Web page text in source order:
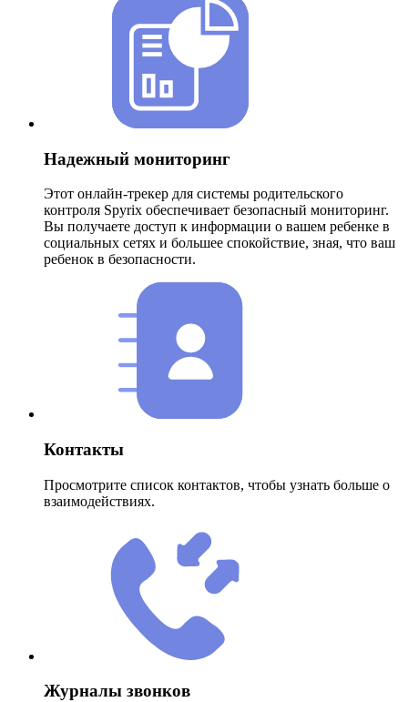
Надежный мониторинг
Этот онлайн-трекер для системы родительского
контроля Spyrix обеспечивает безопасный мониторинг.
Вы получаете доступ к информации о вашем ребенке в
социальных сетях и большее спокойствие, зная, что ваш
ребенок в безопасности.
Контакты
Просмотрите список контактов, чтобы узнать больше о
взаимодействиях.
Журналы звонков